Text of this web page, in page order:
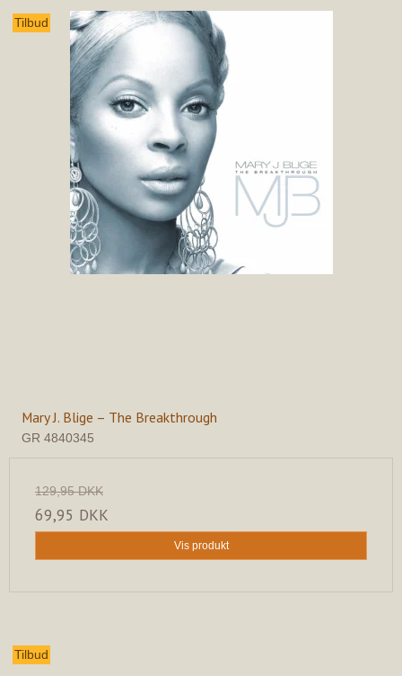
Tilbud
Mary J. Blige – The Breakthrough
GR 4840345
129,95 DKK
69,95 DKK
Vis produkt
Tilbud